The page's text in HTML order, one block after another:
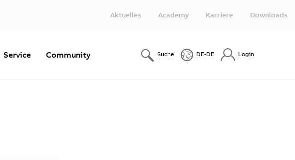
Aktuelles Academy Karriere Downloads
Service Community Suche DE-DE Login